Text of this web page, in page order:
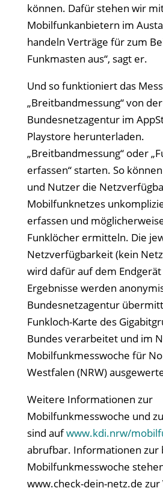
können. Dafür stehen wir
Mobilfunkanbietern im
handeln Verträge für zum
Funkmasten aus“, sagt er.
Und so funktioniert das
„Breitbandmessung“ von der
Bundesnetzagentur im
Playstore herunterladen.
„Breitbandmessung“ oder
erfassen“ starten. So
und Nutzer die
Mobilfunknetzes
erfassen und
Funklöcher ermitteln. Die
Netzverfügbarkeit (kein
wird dafür auf dem
Ergebnisse werden
Bundesnetzagentur
Funkloch-Karte des
Bundes verarbeitet und im
Mobilfunkmesswoche für
Westfalen (NRW)
Weitere Informationen zur
Mobilfunkmesswoche und
sind aufwww.kdi.nrw/
abrufbar. Informationen zur
Mobilfunkmesswoche
www.check-dein-netz.de zur